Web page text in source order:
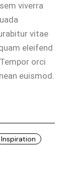
viverra
vitae
eleifend
orci
euismod.
Inspiration